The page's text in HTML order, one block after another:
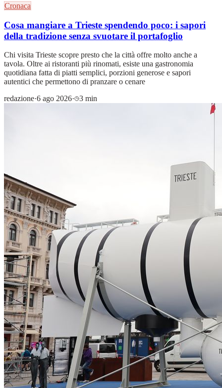
Cronaca
Cosa mangiare a Trieste spendendo poco: i sapori
della tradizione senza svuotare il portafoglio
Chi visita Trieste scopre presto che la città offre molto anche a
tavola. Oltre ai ristoranti più rinomati, esiste una gastronomia
quotidiana fatta di piatti semplici, porzioni generose e sapori
autentici che permettono di pranzare o cenare
redazione·6 ago 2026· 3 min